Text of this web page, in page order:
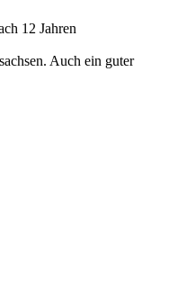
12 Jahren
Auch ein guter